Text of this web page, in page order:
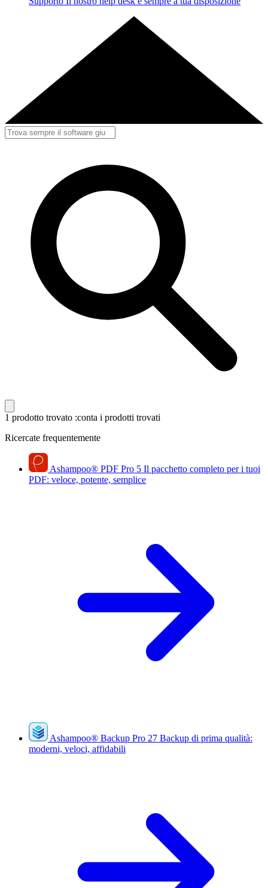
1 prodotto trovato :conta i prodotti trovati
Ricercate frequentemente
Ashampoo® PDF Pro 5 Il pacchetto completo per i tuoi
PDF: veloce, potente, semplice
Ashampoo® Backup Pro 27 Backup di prima qualità:
moderni, veloci, affidabili